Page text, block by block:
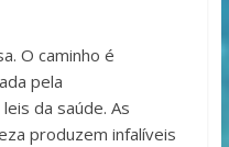
O caminho é
pela
da saúde. As
produzem infalíveis